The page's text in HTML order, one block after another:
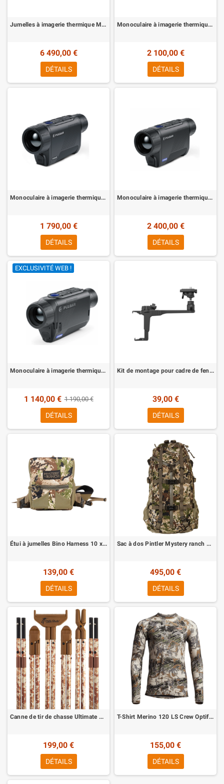
Jumelles à imagerie thermique Merger LRF XL50 Pulsar
6 490,00 €
DÉTAILS
Monoculaire à imagerie thermique AXION 2 XQ35 Pro avec Télémètre Laser Intégré Pulsar
2 100,00 €
DÉTAILS
Monoculaire à imagerie thermique AXION 2 XQ35 PRO Pulsar
1 790,00 €
DÉTAILS
Monoculaire à imagerie thermique AXION 2 XG35 Pulsar
2 400,00 €
DÉTAILS
EXCLUSIVITÉ WEB !
Monoculaire à imagerie thermique AXION 2XM30 F Pulsar
1 140,00 € 1 190,00 €
DÉTAILS
Kit de montage pour cadre de fenêtre pour appareils Pulsar
39,00 €
DÉTAILS
Étui à jumelles Bino Harness 10 x Mystery Ranch
139,00 €
DÉTAILS
Sac à dos Pintler Mystery ranch 38 litres
495,00 €
DÉTAILS
Canne de tir de chasse Ultimate Camo
199,00 €
DÉTAILS
T-Shirt Merino 120 LS Crew Optifade Open Country Sitka
155,00 €
DÉTAILS